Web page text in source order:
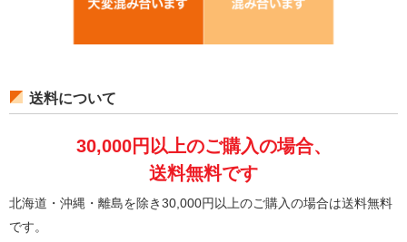
送料について
30,000円以上のご購入の場合、
送料無料です
北海道・沖縄・離島を除き30,000円以上のご購入の場合は送料無料
です。